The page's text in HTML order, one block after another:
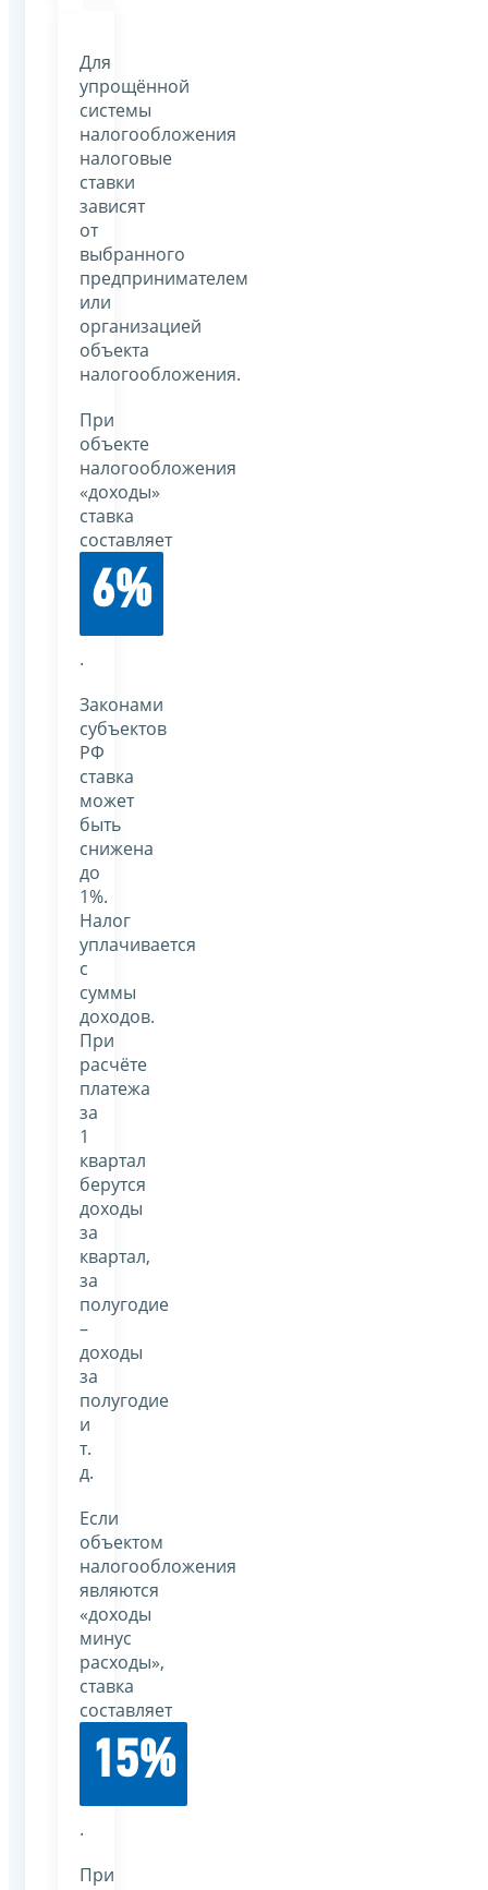
Для
упрощённой
системы
налогообложения
налоговые
ставки
зависят
от
выбранного
предпринимателем
или
организацией
объекта
налогообложения.
При
объекте
налогообложения
«доходы»
ставка
составляет
6%
.
Законами
субъектов
РФ
ставка
может
быть
снижена
до
1%.
Налог
уплачивается
с
суммы
доходов.
При
расчёте
платежа
за
1
квартал
берутся
доходы
за
квартал,
за
полугодие
–
доходы
за
полугодие
и
т.
д.
Если
объектом
налогообложения
являются
«доходы
минус
расходы»,
ставка
составляет
15%
.
При